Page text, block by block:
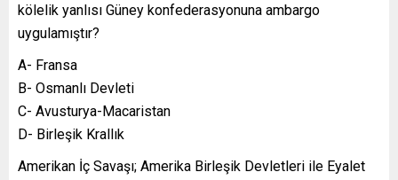
kölelik yanlısı Güney konfederasyonuna ambargo
uygulamıştır?
A- Fransa
B- Osmanlı Devleti
C- Avusturya-Macaristan
D- Birleşik Krallık
Amerikan İç Savaşı; Amerika Birleşik Devletleri ile Eyalet